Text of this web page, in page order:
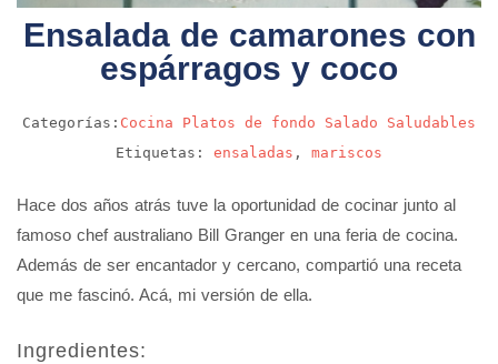
Ensalada de camarones con
espárragos y coco
Categorías: Cocina Platos de fondo Salado
Saludables
Etiquetas: ensaladas , mariscos
Hace dos años atrás tuve la oportunidad de cocinar junto al
famoso chef australiano Bill Granger en una feria de cocina.
Además de ser encantador y cercano, compartió una receta
que me fascinó. Acá, mi versión de ella.
Ingredientes: